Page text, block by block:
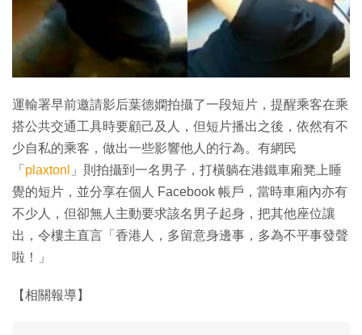
運輸署早前邀請影后葉德嫻拍攝了一段短片，提醒乘客在乘
搭公共交通工具時要顧己及人，但短片播出之後，依然有不
少自私的乘客，做出一些影響他人的行為。有網民
「 plaxtonl
」則拍攝到一名男子，打橫躺在港鐵車廂凳上睡
覺的短片，並分享在個人 Facebook 帳戶，當時車廂內亦有
不少人，但卻無人主動要求該名男子起身，把其他座位讓
出，令樓主直言「香港人，多留意身邊事，多為不平事發聲
啦！」
【相關報導】